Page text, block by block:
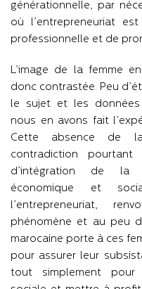
générationnelle, par
où l’entrepreneuriat
professionnelle et de
L’image de la femme
donc contrastée. Peu
le sujet et les
nous en avons fait
Cette absence de
contradiction
d’intégration de la
économique et
l’entrepreneuriat,
phénomène et au peu
marocaine porte à ces
pour assurer leur
tout simplement pour